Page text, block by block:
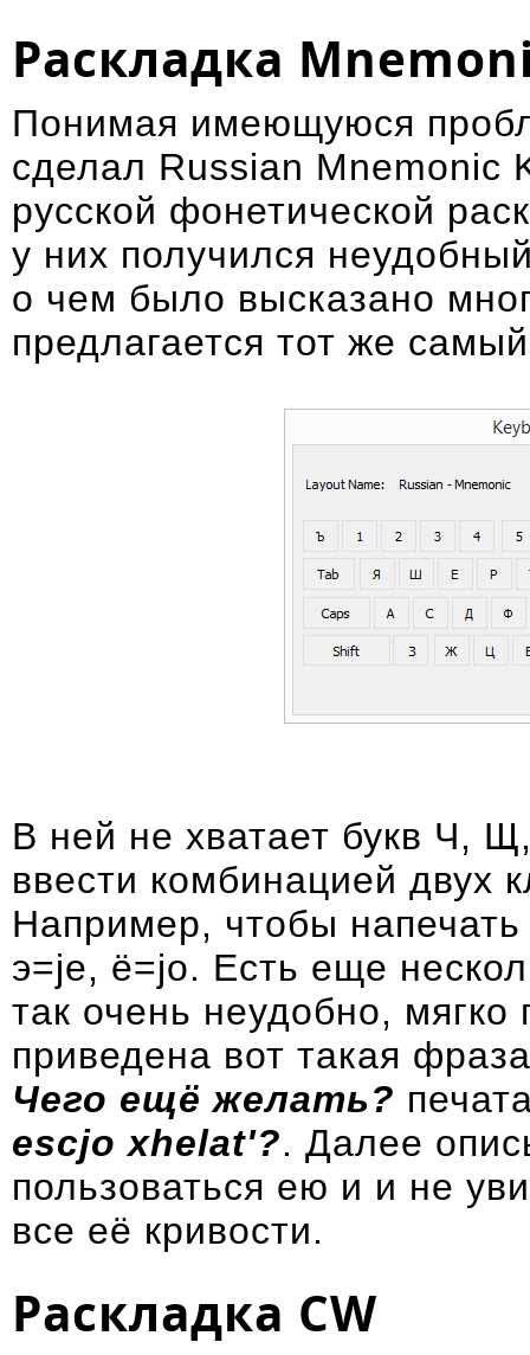
Раскладка
Понимая имеющуюся
сделал Russian Mnemonic
русской фонетической
у них получился
о чем было высказано
предлагается тот же
В ней не хватает букв Ч,
ввести комбинацией двух
Например, чтобы
э=je, ё=jo. Есть еще
так очень неудобно,
приведена вот такая
Чего ещё желать?
escjo xhelat'?. Далее
пользоваться ею и и не
все её кривости.
Раскладка CW